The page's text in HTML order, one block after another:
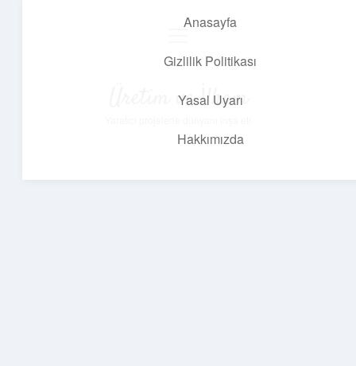
Anasayfa
Gizlilik Politikası
Yasal Uyarı
Hakkımızda
Üretim ve İlham